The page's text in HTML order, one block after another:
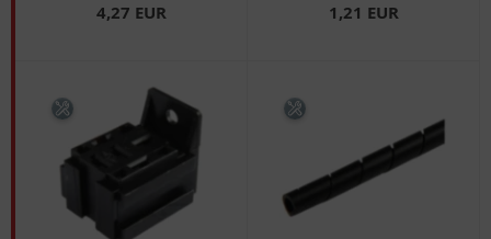
4,27 EUR 1,21 EUR